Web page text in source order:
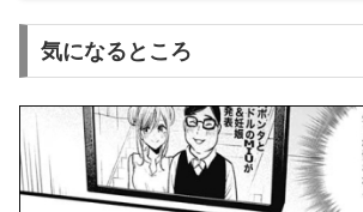
気になるところ